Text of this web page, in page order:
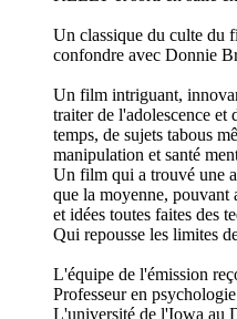
Un classique du culte du
confondre avec Donnie
Un film intriguant,
traiter de l'adolescence et
temps, de sujets tabous
manipulation et santé
Un film qui a trouvé une
que la moyenne, pouvant
et idées toutes faites des
Qui repousse les limites
L'équipe de l'émission
Professeur en
L'université de l'Iowa au